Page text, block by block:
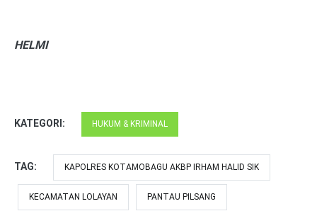
HELMI
KATEGORI: HUKUM & KRIMINAL
TAG: KAPOLRES KOTAMOBAGU AKBP IRHAM HALID SIK
KECAMATAN LOLAYAN PANTAU PILSANG